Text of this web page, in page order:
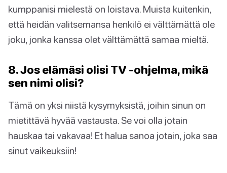
kumppanisi mielestä on loistava. Muista kuitenkin,
että heidän valitsemansa henkilö ei välttämättä ole
joku, jonka kanssa olet välttämättä samaa mieltä.
8. Jos elämäsi olisi TV -ohjelma, mikä
sen nimi olisi?
Tämä on yksi niistä kysymyksistä, joihin sinun on
mietittävä hyvää vastausta. Se voi olla jotain
hauskaa tai vakavaa! Et halua sanoa jotain, joka saa
sinut vaikeuksiin!